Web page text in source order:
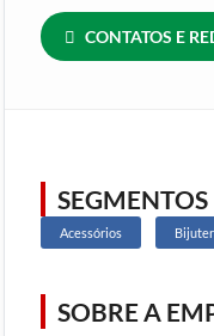
CONTATOS E
SEGMENTOS
Acessórios
SOBRE A